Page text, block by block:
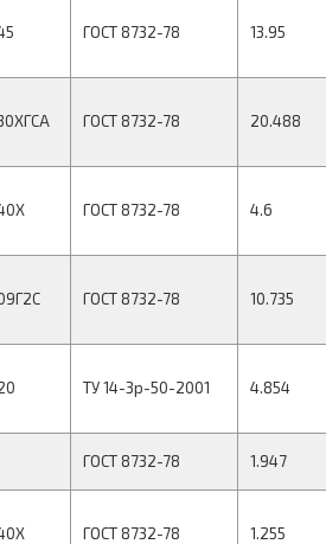
ГОСТ 8732-78 13.95
ГОСТ 8732-78 20.488
ГОСТ 8732-78 4.6
ГОСТ 8732-78 10.735
ТУ 14-3р-50-2001 4.854
ГОСТ 8732-78 1.947
ГОСТ 8732-78 1.255